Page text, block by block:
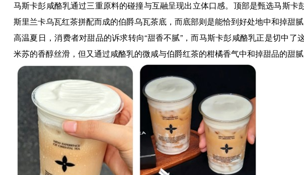
马斯卡彭咸酪乳通过三重原料的碰撞与互融呈现出立体口感。顶部是甄选马斯
斯里兰卡乌瓦红茶拼配而成的伯爵乌瓦茶底，而底部则是能恰到好处地中和掉甜腻
高温夏日，消费者对甜品的诉求转向“甜香不腻”，而马斯卡彭咸酪乳正是切中
米苏的香醇丝滑，但又通过咸酪乳的微咸与伯爵红茶的柑橘香气中和掉甜品的甜腻